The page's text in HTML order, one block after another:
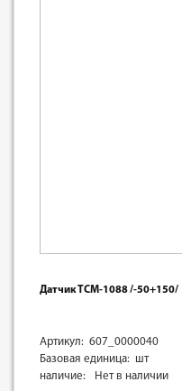
Датчик ТСМ-1088 /-50+150/
Артикул: 607_0000040
Базовая единица: шт
наличие:
Нет в наличии